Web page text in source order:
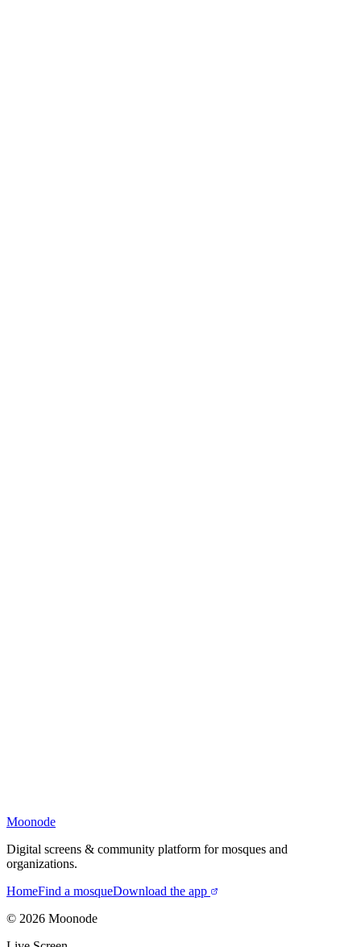
Moonode
Digital screens & community platform for mosques and
organizations.
HomeFind a mosqueDownload the app
© 2026 Moonode